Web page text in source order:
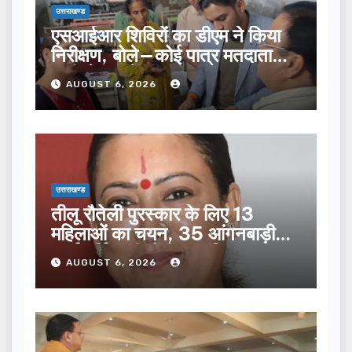
उत्तराखण्ड
एसआईआर शिविरों का डीएम ने किया
निरीक्षण, बोले—कोई पात्र मतदाता
सूची से न छूटे…
AUGUST 6, 2026
उत्तराखण्ड
तीलू रौतेली पुरस्कार के लिए 13
महिलाओं का चयन, 35 आंगनबाड़ी
कार्यकर्तियां भी होंगी सम्मानित…
AUGUST 6, 2026